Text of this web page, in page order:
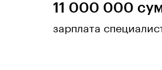
11 000 000
зарплата